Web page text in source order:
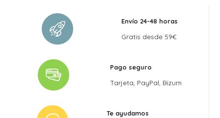
Envío 24-48 horas
Gratis desde 59€
Pago seguro
Tarjeta, PayPal, Bizum
Te ayudamos